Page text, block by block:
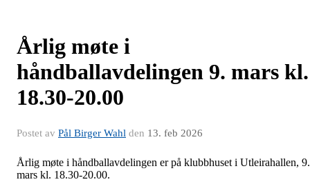
Årlig møte i
håndballavdelingen 9. mars kl.
18.30-20.00
Postet av Pål Birger Wahl den 13. feb 2026
Årlig møte i håndballavdelingen er på klubbhuset i Utleirahallen, 9.
mars kl. 18.30-20.00.